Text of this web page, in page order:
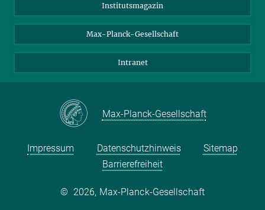
Schulen
Studierende
Facebook
YouTube
Institutsmagazin
Max-Planck-Gesellschaft
Intranet
Max-Planck-Gesellschaft
Impressum Datenschutzhinweis
Sitemap
Barrierefreiheit
© 2026, Max-Planck-Gesellschaft